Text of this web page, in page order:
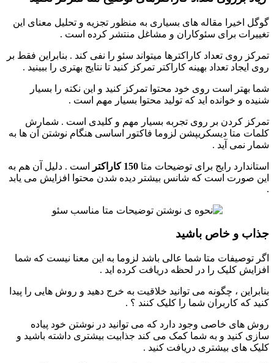
گوگل اخیرا مقاله های بسیاری به منظور تجزیه و تحلیل معنای این
تغییرات برای سئوکاران و مشاغل منتشر کرده است .
تمرکز روی تعداد کاراکترها میتواند سئو را نفی کند . بنابراین فقط بر
روی ایجاد تعداد بهینه کاراکتر تمرکز کنید تا نتایج بهتری را ببینید .
شما بهتر است روی خود محتوا تمرکز کنید و این نکته را بسیار
شنیده و خوانده اید که تولید محتوا بسیار مهم است .
تمرکز کردن بر روی تجربه بسیار مهم و کلیدی است . شمارش
کلمات متا دیسکریپشن لزوما فاکتور اساسی هنگام نوشتن آن ها به
شمار نمی آید .
استاندارد رایج برای توضیحات متا 150 کاراکتر
است . دلیل آن هم به
این صورت است که شانس بیشتر دیده شدن محتوا افزایش می یابد
.
جذاب و خاص باشید
اگر توصیفات متا شما عالی باشد لزوما به این معنا نیست که شما
افزایش کلیک را در لحظه دریافت کرده اید .
بنابراین ، چگونه می توانید خلاقیت به خرج دهید و روش هایی را پیدا
کنید که کاربران شما را کلیک کنند ؟ .
روش های خاصی وجود دارد که می توانید در نوشتن خود پیاده
سازی کنید و به شما کمک می کند جذابیت بیشتری داشته باشید و
کلیک های بیشتری دریافت کنید .